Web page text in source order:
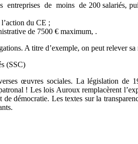
de moins de 200 salariés,
du CE ;
de 7500 € maximum, .
A titre d’exemple, on peut relever
(SSC)
œuvres sociales. La législation de
! Les lois Auroux remplacèrent
démocratie. Les textes sur la